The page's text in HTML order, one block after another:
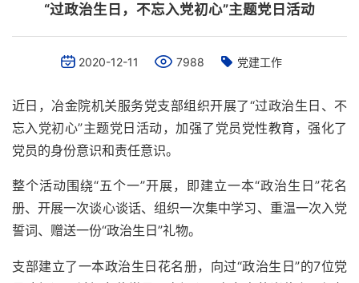
“过政治生日，不忘入党初心”主题党日活动
2020-12-11 7988 党建工作
近日，冶金院机关服务党支部组织开展了“过政治生日、不
忘入党初心”主题党日活动，加强了党员党性教育，强化了
党员的身份意识和责任意识。
整个活动围绕“五个一”开展，即建立一本“政治生日”花名
册、开展一次谈心谈话、组织一次集中学习、重温一次入党
誓词、赠送一份“政治生日”礼物。
支部建立了一本政治生日花名册，向过“政治生日”的7位党